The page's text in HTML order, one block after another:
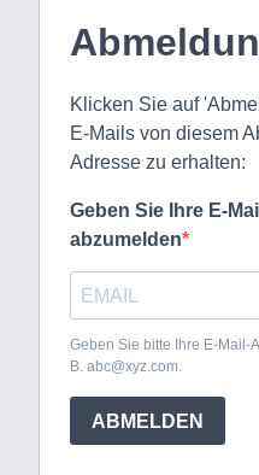
Klicken Sie auf
E-Mails von diesem
Adresse zu erhalten:
Geben Sie Ihre E-
abzumelden
Geben Sie bitte Ihre E-Mail-
B. abc@xyz.com.
ABMELDEN